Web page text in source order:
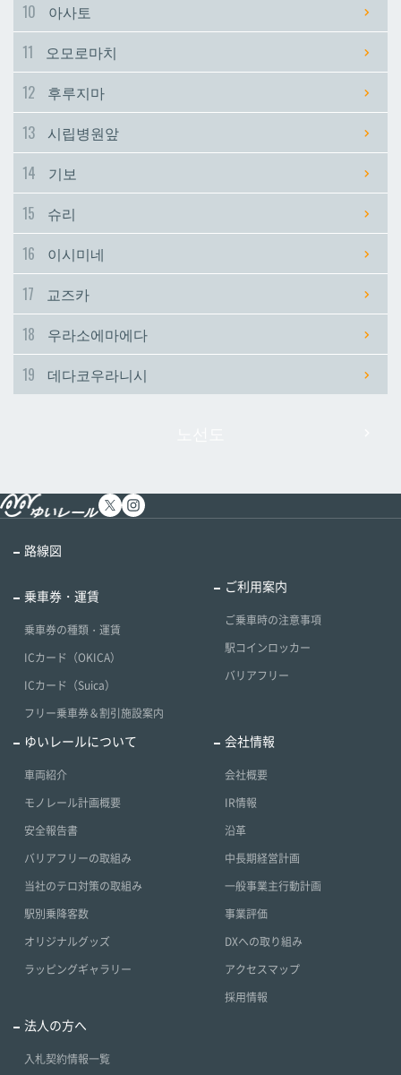
이시미네
데다코우라니시
이시미네
데다코우라니시
10
아사토
11
오모로마치
12
후루지마
13
시립병원앞
14
기보
15
슈리
16
이시미네
17
교즈카
18
우라소에마에다
19
데다코우라니시
路線図
乗車券・運賃
乗車券の種類・運賃
ICカード（OKICA）
ICカード（Suica）
フリー乗車券＆割引施設案内
ご利用案内
ご乗車時の注意事項
駅コインロッカー
バリアフリー
ゆいレールについて
車両紹介
モノレール計画概要
安全報告書
バリアフリーの取組み
当社のテロ対策の取組み
駅別乗降客数
オリジナルグッズ
ラッピングギャラリー
会社情報
会社概要
IR情報
沿革
中長期経営計画
一般事業主行動計画
事業評価
DXへの取り組み
アクセスマップ
採用情報
法人の方へ
入札契約情報一覧